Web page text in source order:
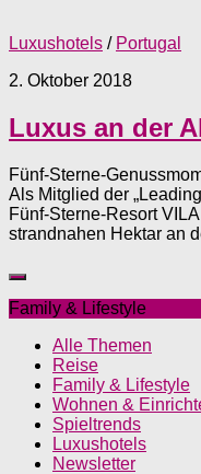
Luxushotels / Portugal
2. Oktober 2018
Luxus an der
Fünf-Sterne-
Als Mitglied der
Fünf-Sterne-Resort
strandnahen Hektar an
Family & Lifestyle
Alle Themen
Reise
Family & Lifestyle
Wohnen &
Spieltrends
Luxushotels
Newsletter